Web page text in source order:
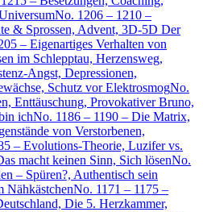
No. 1206 – 1210 –
& Sprossen, Advent, 3D-5D Der
– Eigenartiges Verhalten von
im Schlepptau, Herzensweg,
Angst, Depressionen,
Schutz vor ElektrosmogNo.
Enttäuschung, Provokativer Bruno,
ichNo. 1186 – 1190 – Die Matrix,
von Verstorbenen,
– Evolutions-Theorie, Luzifer vs.
macht keinen Sinn, Sich lösenNo.
– Spüren?, Authentisch sein
NähkästchenNo. 1171 – 1175 –
Die 5. Herzkammer,